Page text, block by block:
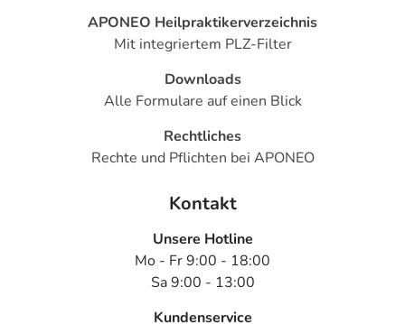
APONEO Heilpraktikerverzeichnis
Mit integriertem PLZ-Filter
Downloads
Alle Formulare auf einen Blick
Rechtliches
Rechte und Pflichten bei APONEO
Kontakt
Unsere Hotline
Mo - Fr 9:00 - 18:00
Sa 9:00 - 13:00
Kundenservice